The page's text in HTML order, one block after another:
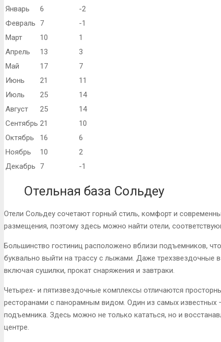
Январь
6
-2
Февраль
7
-1
Март
10
1
Апрель
13
3
Май
17
7
Июнь
21
11
Июль
25
14
Август
25
14
Сентябрь 21
10
Октябрь
16
6
Ноябрь
10
2
Декабрь
7 -1
Отельная база Сольдеу
Отели Сольдеу сочетают горный стиль, комфорт и
размещения, поэтому здесь можно найти отели,
Большинство гостиниц расположено вблизи подъемников,
буквально выйти на трассу с лыжами. Даже трехзвездочные
включая сушилки, прокат снаряжения и завтраки.
Четырех- и пятизвездочные комплексы отличаются
ресторанами с панорамным видом. Один из самых
подъемника. Здесь можно не только кататься, но и
центре.